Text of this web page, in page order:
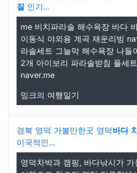
질 인기...
me 비치파라솔 해수욕장 바다
이동식 야외용 계곡 재운리빙
라솔세트 그늘막 해수욕장 나들
2개 아이보리 파라솔받침 풀세
naver.me
밍크의 여행일기
경북 영덕 가볼만한곳 영덕바다
이국적인...
영덕차박과 캠핑, 바다낚시가